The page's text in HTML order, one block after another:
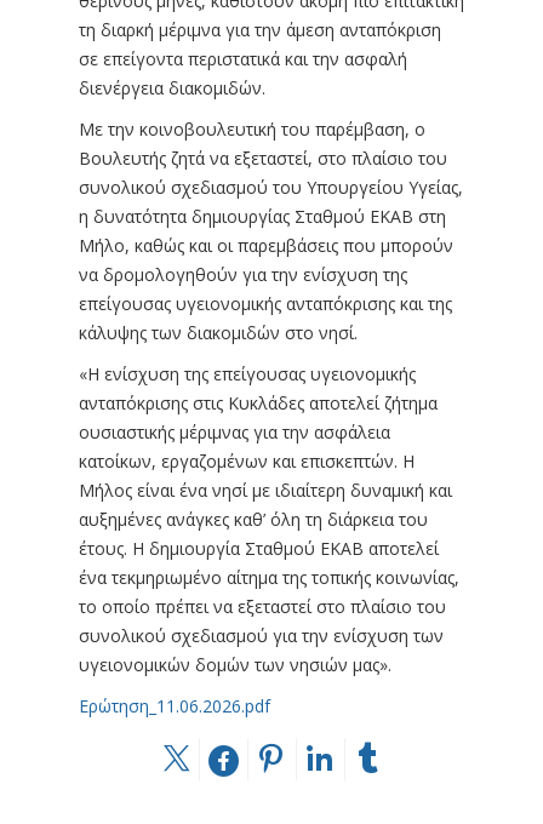
τη διαρκή μέριμνα για την άμεση ανταπόκριση
σε επείγοντα περιστατικά και την ασφαλή
διενέργεια διακομιδών.
Με την κοινοβουλευτική του παρέμβαση, ο
Βουλευτής ζητά να εξεταστεί, στο πλαίσιο του
συνολικού σχεδιασμού του Υπουργείου Υγείας,
η δυνατότητα δημιουργίας Σταθμού ΕΚΑΒ στη
Μήλο, καθώς και οι παρεμβάσεις που μπορούν
να δρομολογηθούν για την ενίσχυση της
επείγουσας υγειονομικής ανταπόκρισης και της
κάλυψης των διακομιδών στο νησί.
«Η ενίσχυση της επείγουσας υγειονομικής
ανταπόκρισης στις Κυκλάδες αποτελεί ζήτημα
ουσιαστικής μέριμνας για την ασφάλεια
κατοίκων, εργαζομένων και επισκεπτών. Η
Μήλος είναι ένα νησί με ιδιαίτερη δυναμική και
αυξημένες ανάγκες καθ’ όλη τη διάρκεια του
έτους. Η δημιουργία Σταθμού ΕΚΑΒ αποτελεί
ένα τεκμηριωμένο αίτημα της τοπικής κοινωνίας,
το οποίο πρέπει να εξεταστεί στο πλαίσιο του
συνολικού σχεδιασμού για την ενίσχυση των
υγειονομικών δομών των νησιών μας».
Ερώτηση_11.06.2026.pdf